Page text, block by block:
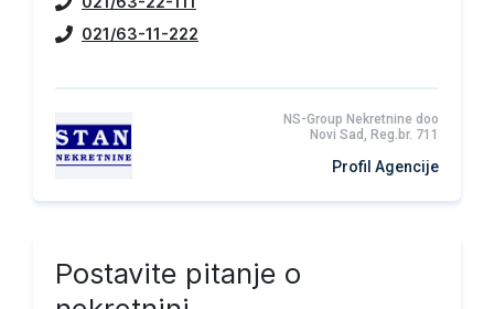
021/63-11-222
NS-Group Nekretnine doo
Novi Sad, Reg.br. 711
Profil Agencije
Postavite pitanje o